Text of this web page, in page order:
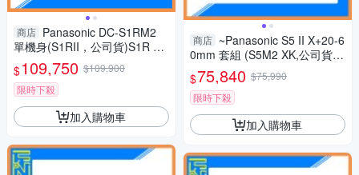
商店 Panasonic DC-S1RM2
單機身(S1RII，公司貨)S1R Ma
rk II S1R2
$109,750 $109,900
限時下殺
加入購物車
商店 ~Panasonic S5 II X+20-6
0mm 套組 (S5M2 XK,公司貨)
S5IIXK
$75,840 $75,990
限時下殺
加入購物車